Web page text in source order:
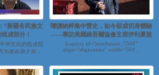
“新疆各民族文
成部分！
华文化的组成部
为真命题之前，
嗜讀納粹集中營史，如今卻成切身體驗
——專訪美國維吾爾協會主席伊利夏提
[caption id="attachment_7504"
align="aligncenter" width="569...